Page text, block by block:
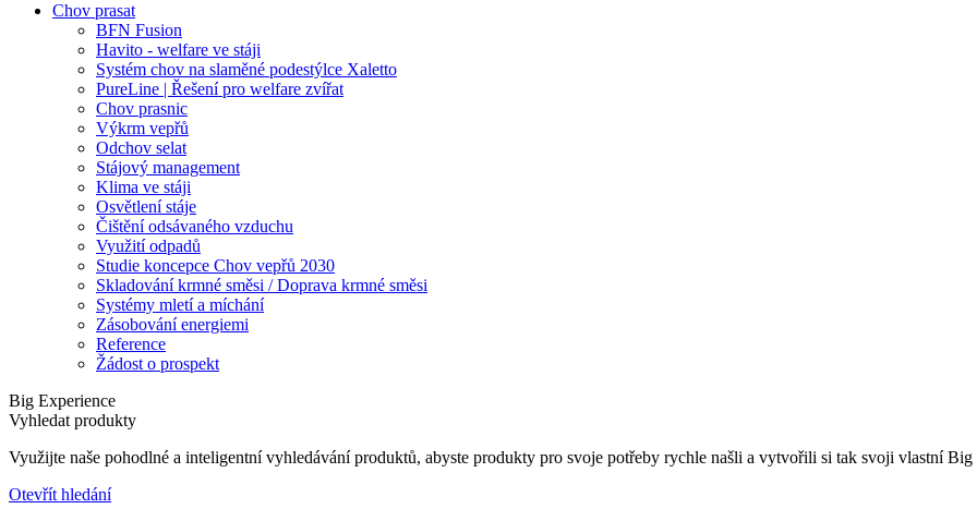
Chov prasat
BFN Fusion
Havito - welfare ve stáji
Systém chov na slaměné podestýlce Xaletto
PureLine | Řešení pro welfare zvířat
Chov prasnic
Výkrm vepřů
Odchov selat
Stájový management
Klima ve stáji
Osvětlení stáje
Čištění odsávaného vzduchu
Využití odpadů
Studie koncepce Chov vepřů 2030
Skladování krmné směsi / Doprava krmné směsi
Systémy mletí a míchání
Zásobování energiemi
Reference
Žádost o prospekt
Big Experience
Vyhledat produkty
Využijte naše pohodlné a inteligentní vyhledávání produktů, abyste produkty pro svoje potřeby rychle našli a vytvořili si tak svoji vlastní Big
Otevřít hledání